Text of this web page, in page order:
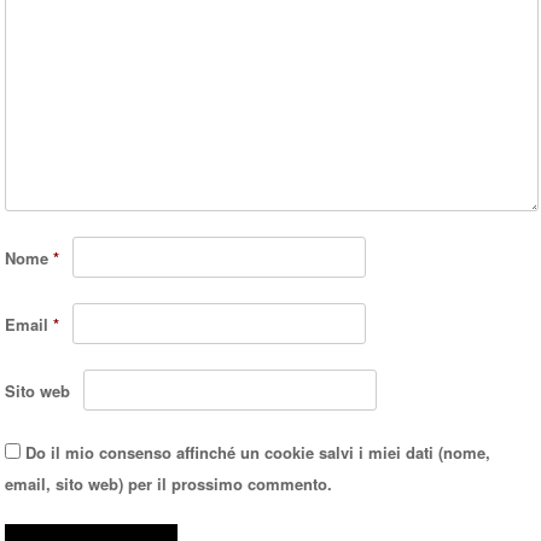
Nome*
Email*
Sito web
Do il mio consenso affinché un cookie salvi i miei dati (nome,
email, sito web) per il prossimo commento.